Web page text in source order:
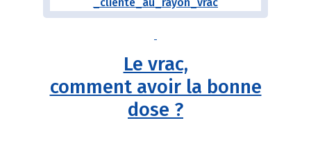
Le vrac,
comment avoir la bonne
dose ?